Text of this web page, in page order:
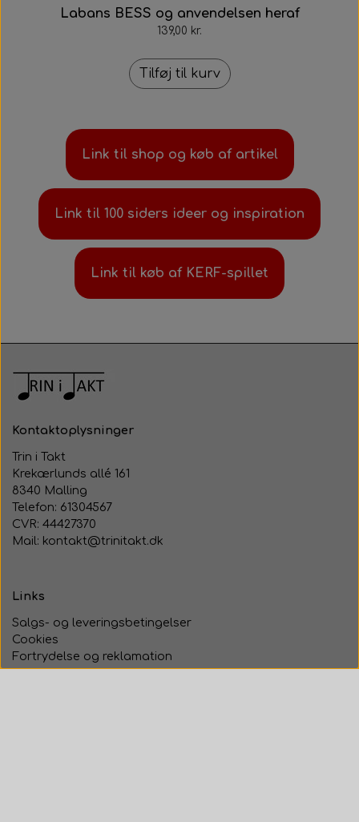
Labans BESS og anvendelsen heraf
139,00 kr.
Tilføj til kurv
Link til shop og køb af artikel
Link til 100 siders ideer og inspiration
Link til køb af KERF-spillet
Kontaktoplysninger
Trin i Takt
Krekærlunds allé 161
8340 Malling
Telefon: 61304567
CVR: 44427370
Mail: kontakt@trinitakt.dk
Links
Salgs- og leveringsbetingelser
Cookies
Fortrydelse og reklamation
Om os